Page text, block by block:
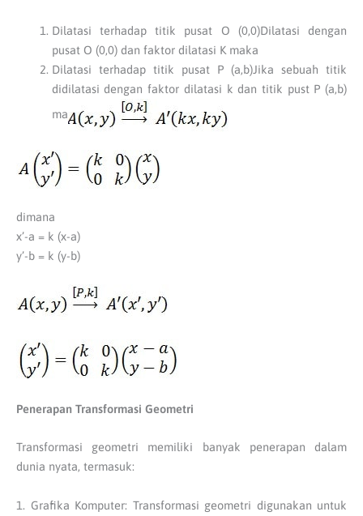
Dilatasi terhadap titik pusat O (0,0)Dilatasi dengan
pusat O (0,0) dan faktor dilatasi K maka
Dilatasi terhadap titik pusat P (a,b)Jika sebuah titik
didilatasi dengan faktor dilatasi k dan titik pust P (a,b)
ma
dimana
x’-a = k (x-a)
y’-b = k (y-b)
Penerapan Transformasi Geometri
Transformasi geometri memiliki banyak penerapan dalam
dunia nyata, termasuk:
1. Grafika Komputer: Transformasi geometri digunakan untuk